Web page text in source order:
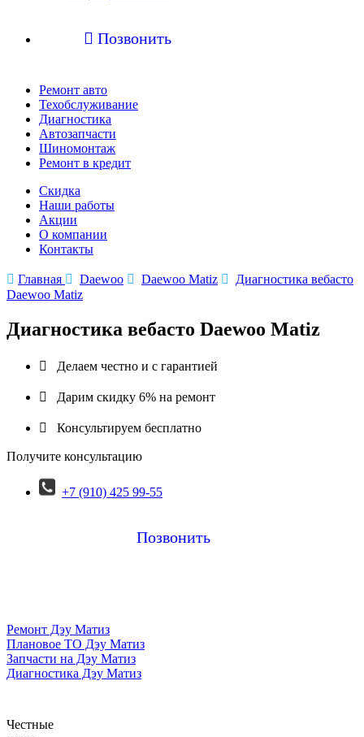
 Позвонить
Ремонт авто
Техобслуживание
Диагностика
Автозапчасти
Шиномонтаж
Ремонт в кредит
Скидка
Наши работы
Акции
О компании
Контакты
 Главная  Daewoo  Daewoo Matiz 
Диагностика вебасто
Daewoo Matiz
Диагностика вебасто Daewoo Matiz
 Делаем честно и с гарантией
 Дарим скидку 6% на ремонт
 Консультируем бесплатно
Получите консультацию
+7 (910) 425 99-55
Позвонить
Ремонт Дэу Матиз
Плановое ТО Дэу Матиз
Запчасти на Дэу Матиз
Диагностика Дэу Матиз
Честные